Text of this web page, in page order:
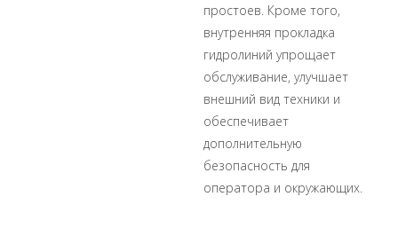
простоев. Кроме того,
внутренняя прокладка
гидролиний упрощает
обслуживание, улучшает
внешний вид техники и
обеспечивает
дополнительную
безопасность для
оператора и окружающих.